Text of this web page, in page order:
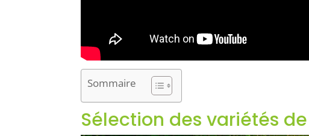
Sommaire
Sélection des variétés